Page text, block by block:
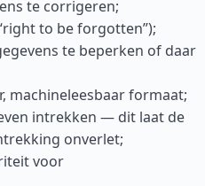
te corrigeren;
to be forgotten”);
te beperken of daar
machineleesbaar formaat;
intrekken — dit laat de
onverlet;
voor